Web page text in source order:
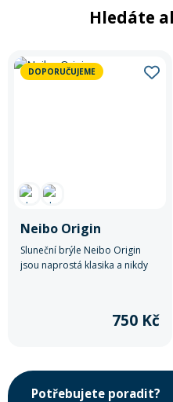
Hledáte
DOPORUČUJEME
Neibo Origin
Sluneční brýle Neibo Origin
jsou naprostá klasika a nikdy
750 Kč
Potřebujete poradit?